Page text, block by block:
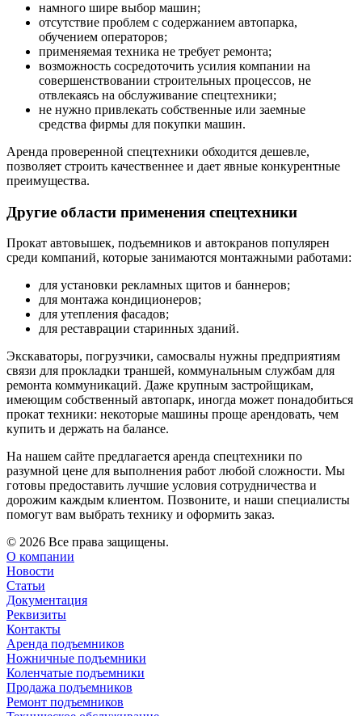
намного шире выбор машин;
отсутствие проблем с содержанием автопарка,
обучением операторов;
применяемая техника не требует ремонта;
возможность сосредоточить усилия компании на
совершенствовании строительных процессов, не
отвлекаясь на обслуживание спецтехники;
не нужно привлекать собственные или заемные
средства фирмы для покупки машин.
Аренда проверенной спецтехники обходится дешевле,
позволяет строить качественнее и дает явные конкурентные
преимущества.
Другие области применения спецтехники
Прокат автовышек, подъемников и автокранов популярен
среди компаний, которые занимаются монтажными работами:
для установки рекламных щитов и баннеров;
для монтажа кондиционеров;
для утепления фасадов;
для реставрации старинных зданий.
Экскаваторы, погрузчики, самосвалы нужны предприятиям
связи для прокладки траншей, коммунальным службам для
ремонта коммуникаций. Даже крупным застройщикам,
имеющим собственный автопарк, иногда может понадобиться
прокат техники: некоторые машины проще арендовать, чем
купить и держать на балансе.
На нашем сайте предлагается аренда спецтехники по
разумной цене для выполнения работ любой сложности. Мы
готовы предоставить лучшие условия сотрудничества и
дорожим каждым клиентом. Позвоните, и наши специалисты
помогут вам выбрать технику и оформить заказ.
© 2026 Все права защищены.
О компании
Новости
Статьи
Документация
Реквизиты
Контакты
Аренда подъемников
Ножничные подъемники
Коленчатые подъемники
Продажа подъемников
Ремонт подъемников